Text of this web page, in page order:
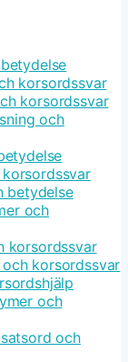
korsordssvar
korsordssvar
och
betydelse
och
korsordssvar
korsordssvar
och
och